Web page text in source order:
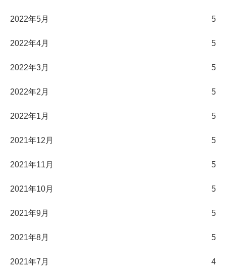
2022年5月 5
2022年4月 5
2022年3月 5
2022年2月 5
2022年1月 5
2021年12月 5
2021年11月 5
2021年10月 5
2021年9月 5
2021年8月 5
2021年7月 4